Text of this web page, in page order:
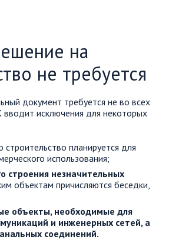
на
не требуется
документ требуется не во всех
вводит исключения для некоторых
строительство планируется для
использования;
строения незначительных
объектам причисляются беседки,
объекты, необходимые для
и инженерных сетей, а
соединений.